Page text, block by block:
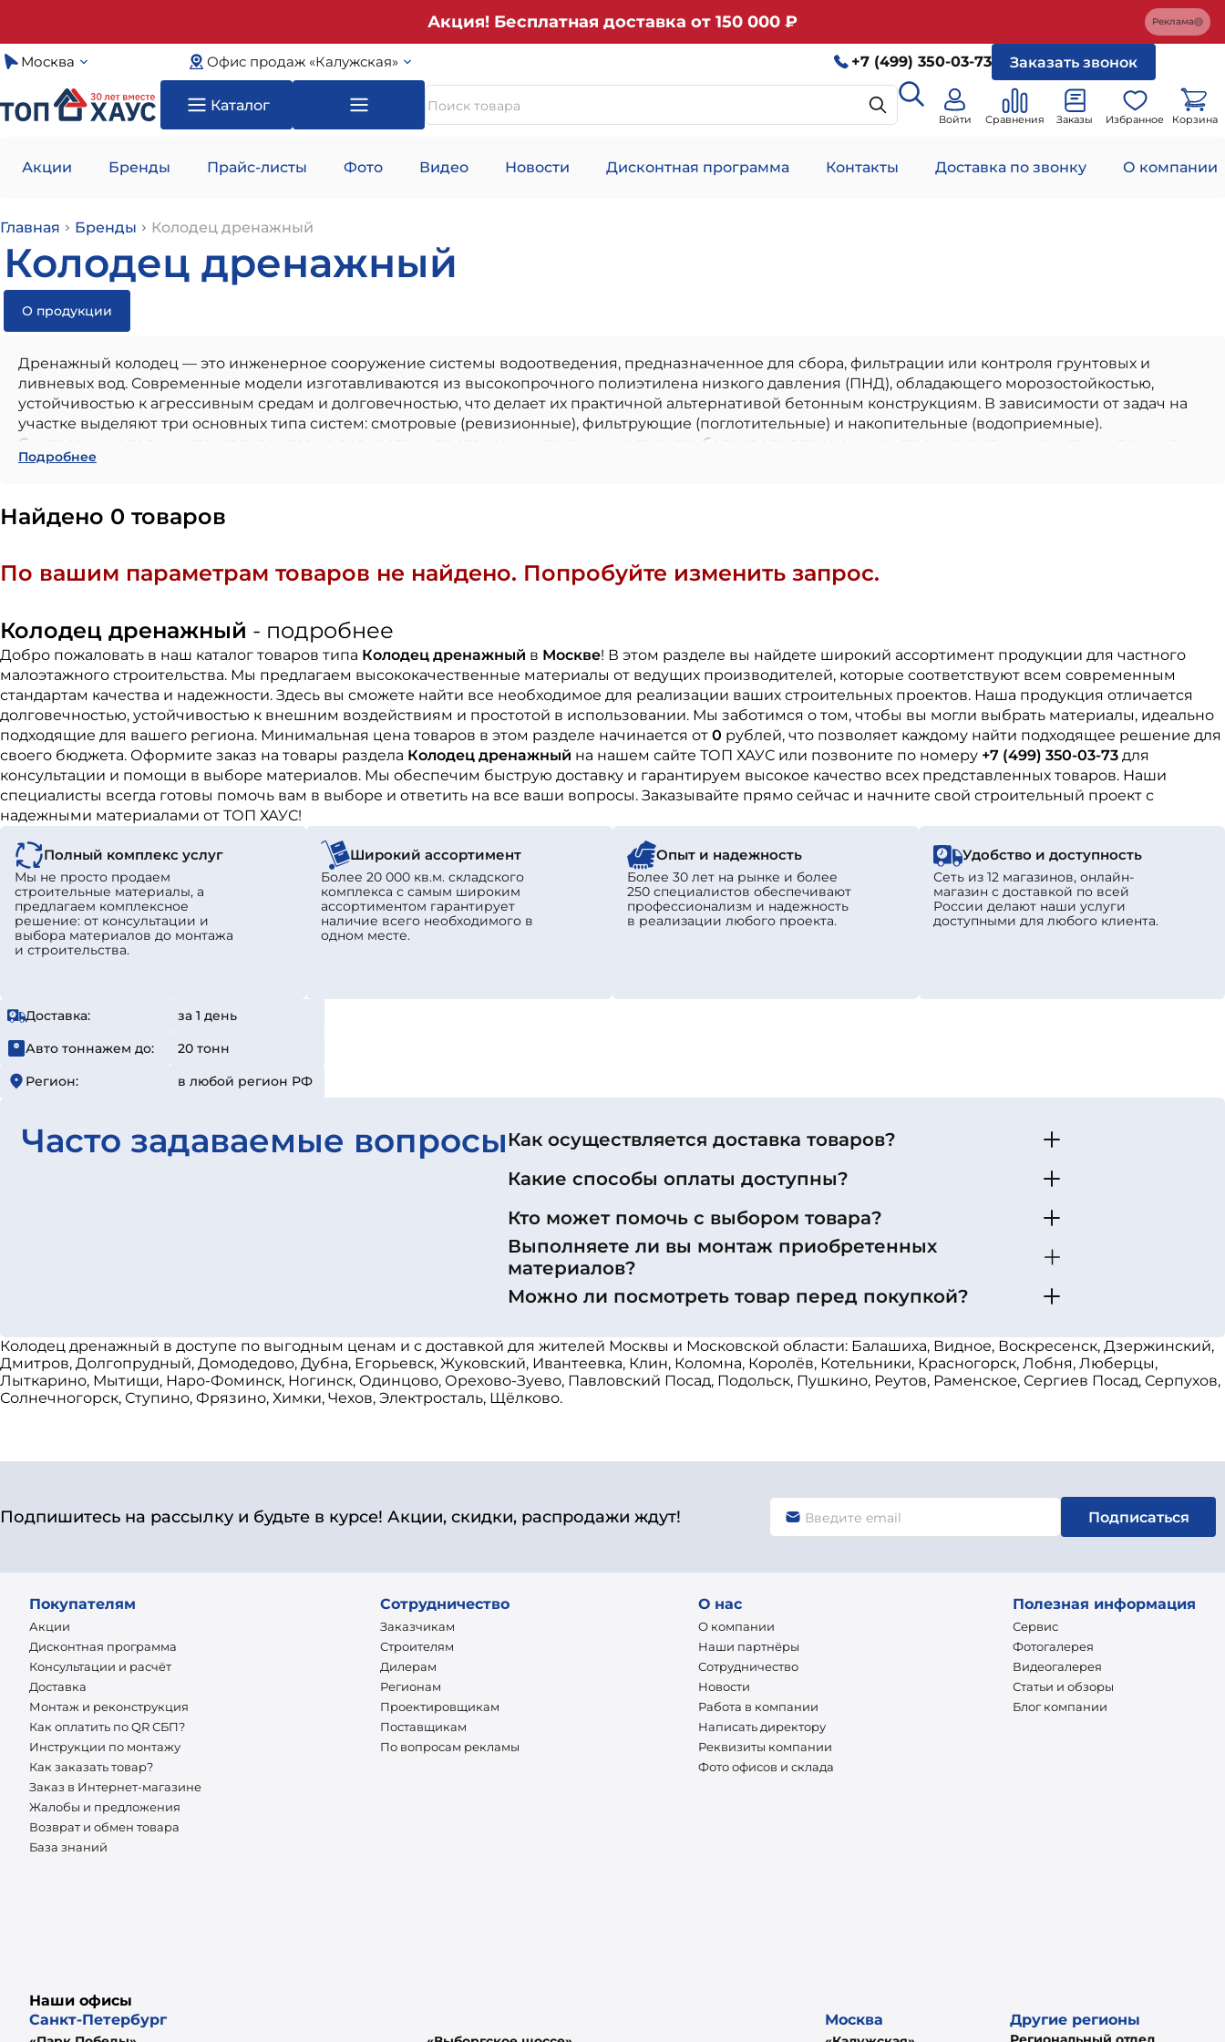
Акция! Бесплатная доставка от 150 000 ₽ Реклама
Москва Офис продаж «Калужская» +7 (499) 350-03-73 Заказать звонок
Каталог
Войти Сравнения Заказы Избранное Корзина
Акции Бренды Прайс-листы Фото Видео Новости Дисконтная программа Контакты Доставка по звонку О компании
Главная Бренды Колодец дренажный
Колодец дренажный
О продукции
Дренажный колодец — это инженерное сооружение системы водоотведения, предназначенное для сбора, фильтрации или контроля грунтовых и
ливневых вод. Современные модели изготавливаются из высокопрочного полиэтилена низкого давления (ПНД), обладающего морозостойкостью,
устойчивостью к агрессивным средам и долговечностью, что делает их практичной альтернативой бетонным конструкциям. В зависимости от задач на
участке выделяют три основных типа систем: смотровые (ревизионные), фильтрующие (поглотительные) и накопительные (водоприемные).
Смотровые колодцы устанавливаются на поворотах и протяженных прямых участках трубопровода для оценки состояния системы, очистки и промывки.
Фильтрующие монтируются в песчаных грунтах при отсутствии возможности отвода воды в канаву — вместо герметичного дна используется подушка из
дренажным насосом.
Ключевые параметры при подборе оборудования: материал (первичный или вторичный ПНД), внутренний диаметр (для частного сектора наиболее
герметичной крышки. Герметичность и точность геометрии обеспечиваются бесшовным производством модульных конструкций, допускающих
наращивание глубины и изменение углов подключения труб.
Применяются в частном и промышленном строительстве для организации ливневой канализации, осушения участков, обслуживания подземных
коммуникаций, а также в системах автономной канализации для отвода очищенных стоков. Выбор типа и параметров зависит от глубины залегания труб,
типа грунта и требуемого объёма сбора воды.
Подробнее
Найдено 0 товаров
По вашим параметрам товаров не найдено. Попробуйте изменить запрос.
Колодец дренажный - подробнее
Добро пожаловать в наш каталог товаров типа Колодец дренажный в Москве! В этом разделе вы найдете широкий ассортимент продукции для частного
малоэтажного строительства. Мы предлагаем высококачественные материалы от ведущих производителей, которые соответствуют всем современным
стандартам качества и надежности. Здесь вы сможете найти все необходимое для реализации ваших строительных проектов. Наша продукция отличается
долговечностью, устойчивостью к внешним воздействиям и простотой в использовании. Мы заботимся о том, чтобы вы могли выбрать материалы, идеально
подходящие для вашего региона. Минимальная цена товаров в этом разделе начинается от 0 рублей, что позволяет каждому найти подходящее решение для
своего бюджета. Оформите заказ на товары раздела Колодец дренажный на нашем сайте ТОП ХАУС или позвоните по номеру +7 (499) 350-03-73 для
консультации и помощи в выборе материалов. Мы обеспечим быструю доставку и гарантируем высокое качество всех представленных товаров. Наши
специалисты всегда готовы помочь вам в выборе и ответить на все ваши вопросы. Заказывайте прямо сейчас и начните свой строительный проект с
надежными материалами от ТОП ХАУС!
Полный комплекс услуг
Мы не просто продаем
строительные материалы, а
предлагаем комплексное
решение: от консультации и
выбора материалов до монтажа
и строительства.
Широкий ассортимент
Более 20 000 кв.м. складского
комплекса с самым широким
ассортиментом гарантирует
наличие всего необходимого в
одном месте.
Опыт и надежность
Более 30 лет на рынке и более
250 специалистов обеспечивают
профессионализм и надежность
в реализации любого проекта.
Удобство и доступность
Сеть из 12 магазинов, онлайн-
магазин с доставкой по всей
России делают наши услуги
доступными для любого клиента.
Доставка:
за 1 день
Авто тоннажем до:
20 тонн
Регион:
в любой регион РФ
Часто задаваемые вопросы Как осуществляется доставка товаров?
Какие способы оплаты доступны?
Кто может помочь с выбором товара?
Выполняете ли вы монтаж приобретенных
материалов?
Можно ли посмотреть товар перед покупкой?
Колодец дренажный в доступе по выгодным ценам и с доставкой для жителей Москвы и Московской области: Балашиха, Видное, Воскресенск, Дзержинский,
Дмитров, Долгопрудный, Домодедово, Дубна, Егорьевск, Жуковский, Ивантеевка, Клин, Коломна, Королёв, Котельники, Красногорск, Лобня, Люберцы,
Лыткарино, Мытищи, Наро-Фоминск, Ногинск, Одинцово, Орехово-Зуево, Павловский Посад, Подольск, Пушкино, Реутов, Раменское, Сергиев Посад, Серпухов,
Солнечногорск, Ступино, Фрязино, Химки, Чехов, Электросталь, Щёлково.
Подпишитесь на рассылку и будьте в курсе! Акции, скидки, распродажи ждут! Подписаться
Покупателям
Акции
Дисконтная программа
Консультации и расчёт
Доставка
Монтаж и реконструкция
Как оплатить по QR СБП?
Инструкции по монтажу
Как заказать товар?
Заказ в Интернет-магазине
Жалобы и предложения
Возврат и обмен товара
База знаний
Сотрудничество
Заказчикам
Строителям
Дилерам
Регионам
Проектировщикам
Поставщикам
По вопросам рекламы
О нас
О компании
Наши партнёры
Сотрудничество
Новости
Работа в компании
Написать директору
Реквизиты компании
Фото офисов и склада
Полезная информация
Сервис
Фотогалерея
Видеогалерея
Статьи и обзоры
Блог компании
Наши офисы
Санкт-Петербург
Москва Другие регионы